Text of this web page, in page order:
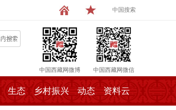
中国搜索
中国西藏网微博 中国西藏网微信
生态 乡村振兴 动态 资料云